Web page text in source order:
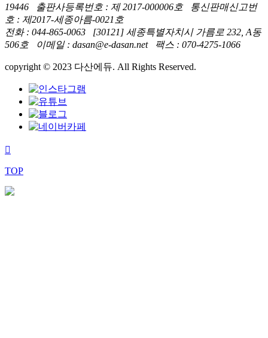
19446 출판사등록번호 : 제 2017-000006호 통신판매신고번
호 : 제2017-세종아름-0021호
전화 : 044-865-0063 [30121] 세종특별자치시 가름로 232, A동
506호 이메일 : dasan@e-dasan.net 팩스 : 070-4275-1066
copyright © 2023 다산에듀. All Rights Reserved.
TOP